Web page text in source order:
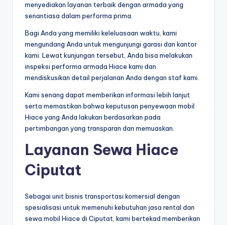
menyediakan layanan terbaik dengan armada yang
senantiasa dalam performa prima.
Bagi Anda yang memiliki keleluasaan waktu, kami
mengundang Anda untuk mengunjungi garasi dan kantor
kami. Lewat kunjungan tersebut, Anda bisa melakukan
inspeksi performa armada Hiace kami dan
mendiskusikan detail perjalanan Anda dengan staf kami.
Kami senang dapat memberikan informasi lebih lanjut
serta memastikan bahwa keputusan penyewaan mobil
Hiace yang Anda lakukan berdasarkan pada
pertimbangan yang transparan dan memuaskan.
Layanan Sewa Hiace
Ciputat
Sebagai unit bisnis transportasi komersial dengan
spesialisasi untuk memenuhi kebutuhan jasa rental dan
sewa mobil Hiace di Ciputat, kami bertekad memberikan